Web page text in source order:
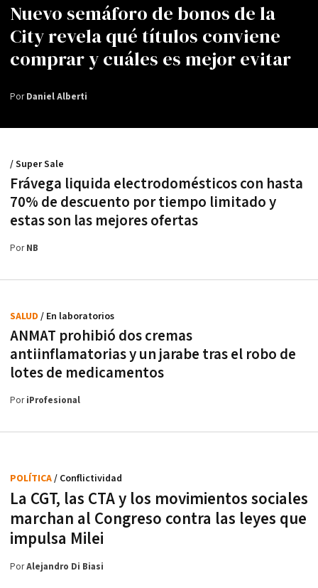
Nuevo semáforo de bonos de la
City revela qué títulos conviene
comprar y cuáles es mejor evitar
PorDaniel Alberti
Frávega liquida electrodomésticos con hasta
70% de descuento por tiempo limitado y
estas son las mejores ofertas
/ Super Sale
PorNB
ANMAT prohibió dos cremas
antiinflamatorias y un jarabe tras el robo de
lotes de medicamentos
SALUD / En laboratorios
PoriProfesional
La CGT, las CTA y los movimientos sociales
marchan al Congreso contra las leyes que
impulsa Milei
POLÍTICA/ Conflictividad
PorAlejandro Di Biasi